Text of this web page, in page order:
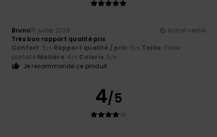
Bruno15 juillet 2026
Achat vérifié
Très bon rapport qualité prix
Confort: 5/5 Rapport qualité / prix: 5/5 Taille: Taille
parfaite Matière: 4 /5 Coloris: 5 /5
Je recommande ce produit
4/5